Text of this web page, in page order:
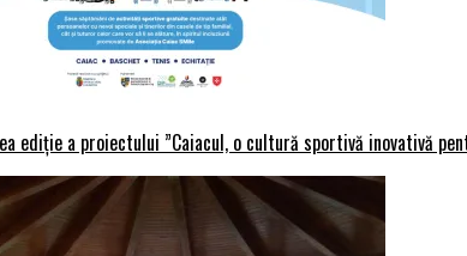
ediție a proiectului ”Caiacul, o cultură sportivă inovativă